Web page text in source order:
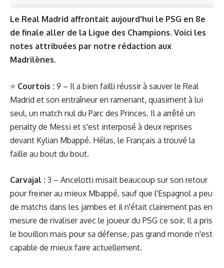
Le Real Madrid affrontait aujourd'hui le PSG en 8e
de finale aller de la Ligue des Champions. Voici les
notes attribuées par notre rédaction aux
Madrilènes.
⭐️ Courtois : 9 – Il a bien failli réussir à sauver le Real
Madrid et son entraîneur en ramenant, quasiment à lui
seul, un match nul du Parc des Princes. Il a arrêté un
penalty de Messi et s'est interposé à deux reprises
devant Kylian Mbappé. Hélas, le Français a trouvé la
faille au bout du bout.
Carvajal : 3 – Ancelotti misait beaucoup sur son retour
pour freiner au mieux Mbappé, sauf que l'Espagnol a peu
de matchs dans les jambes et il n'était clairement pas en
mesure de rivaliser avec le joueur du PSG ce soir. Il a pris
le bouillon mais pour sa défense, pas grand monde n'est
capable de mieux faire actuellement.